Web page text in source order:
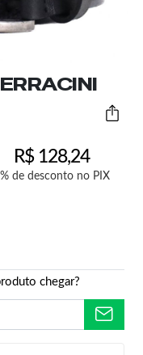
R$128,24
de desconto no PIX
chegar?